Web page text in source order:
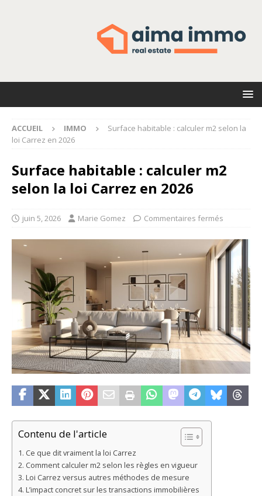
ACCUEIL IMMO
Surface habitable : calculer m2 selon la
loi Carrez en 2026
Surface habitable : calculer m2
selon la loi Carrez en 2026
juin 5, 2026 Marie Gomez Commentaires fermés
Contenu de l'article
Ce que dit vraiment la loi Carrez
Comment calculer m2 selon les règles en vigueur
Loi Carrez versus autres méthodes de mesure
L’impact concret sur les transactions immobilières